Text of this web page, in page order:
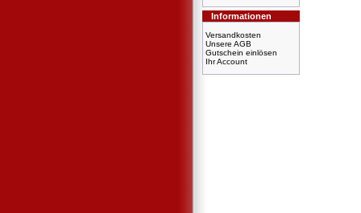
Informationen
Versandkosten
Unsere AGB
Gutschein einlösen
Ihr Account